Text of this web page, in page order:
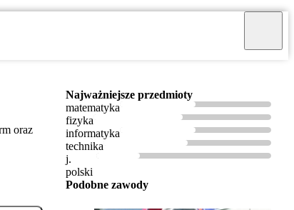
oraz
Najważniejsze przedmioty
matematyka
fizyka
informatyka
technika
j.
polski
Podobne zawody